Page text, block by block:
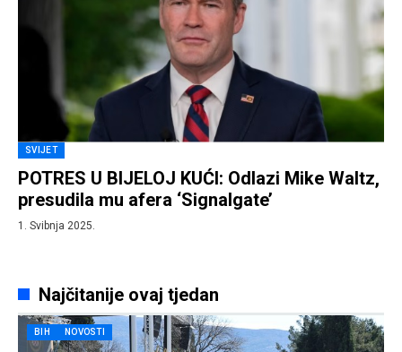
SVIJET
POTRES U BIJELOJ KUĆI: Odlazi Mike Waltz,
presudila mu afera ‘Signalgate’
1. Svibnja 2025.
Najčitanije ovaj tjedan
BIH NOVOSTI